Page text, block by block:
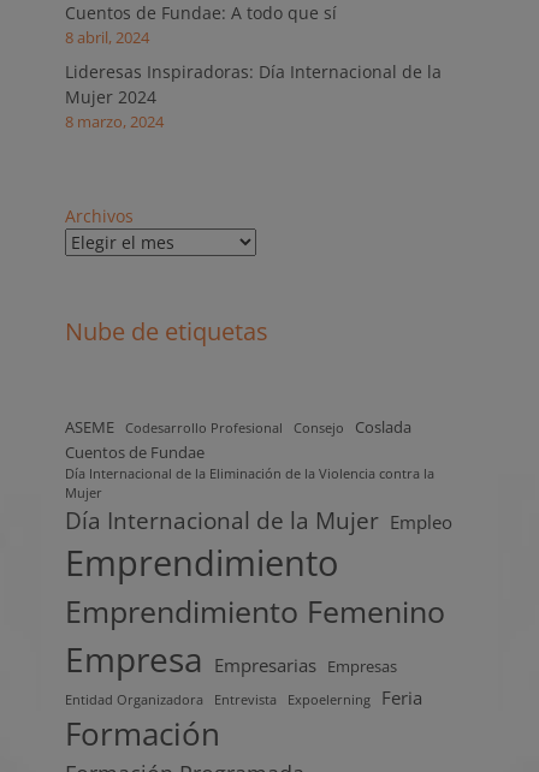
Cuentos de Fundae: A todo que sí
8 abril, 2024
Lideresas Inspiradoras: Día Internacional de la
Mujer 2024
8 marzo, 2024
Archivos
Nube de etiquetas
ASEME Codesarrollo Profesional Consejo
Coslada
Cuentos de Fundae
Día Internacional de la Eliminación de la Violencia contra la
Mujer
Día Internacional de la Mujer Empleo
Emprendimiento
Emprendimiento Femenino
Empresa Empresarias Empresas
Entidad Organizadora Entrevista Expoelerning Feria
Formación